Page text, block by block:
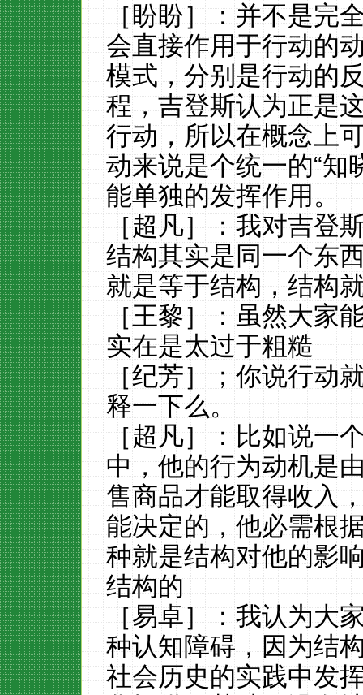
［盼盼］：并不是完
会直接作用于行动的
模式，分别是行动的
程，吉登斯认为正是
行动，所以在概念上
动来说是个统一的“知
能单独的发挥作用。
［超凡］：我对吉登
结构其实是同一个东
就是等于结构，结构
［王黎］：虽然大家
实在是太过于粗糙
［纪芳］；你说行动
释一下么。
［超凡］：比如说一
中，他的行为动机是
售商品才能取得收入
能决定的，他必需根
种就是结构对他的影
结构的
［易卓］：我认为大
种认知障碍，因为结
社会历史的实践中发